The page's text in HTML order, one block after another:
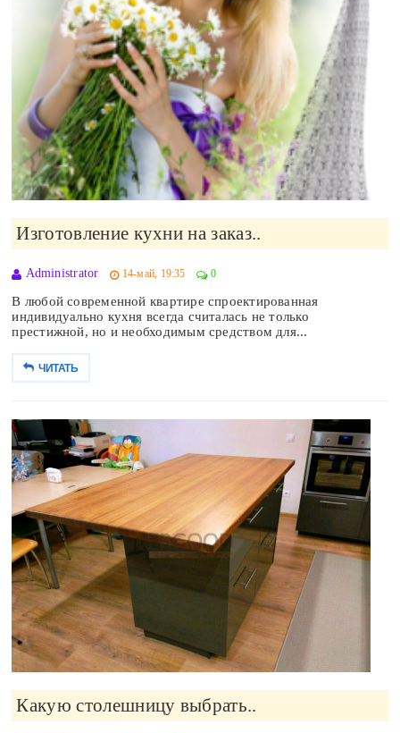
Изготовление кухни на заказ..
Administrator 14-май, 19:35 0
В любой современной квартире спроектированная
индивидуально кухня всегда считалась не только
престижной, но и необходимым средством для...
ЧИТАТЬ
Какую столешницу выбрать..